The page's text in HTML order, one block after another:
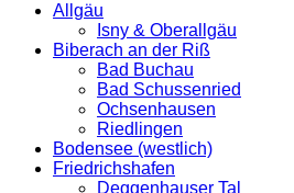
Allgäu
Isny & Oberallgäu
Biberach an der Riß
Bad Buchau
Bad Schussenried
Ochsenhausen
Riedlingen
Bodensee (westlich)
Friedrichshafen
Deggenhauser Tal